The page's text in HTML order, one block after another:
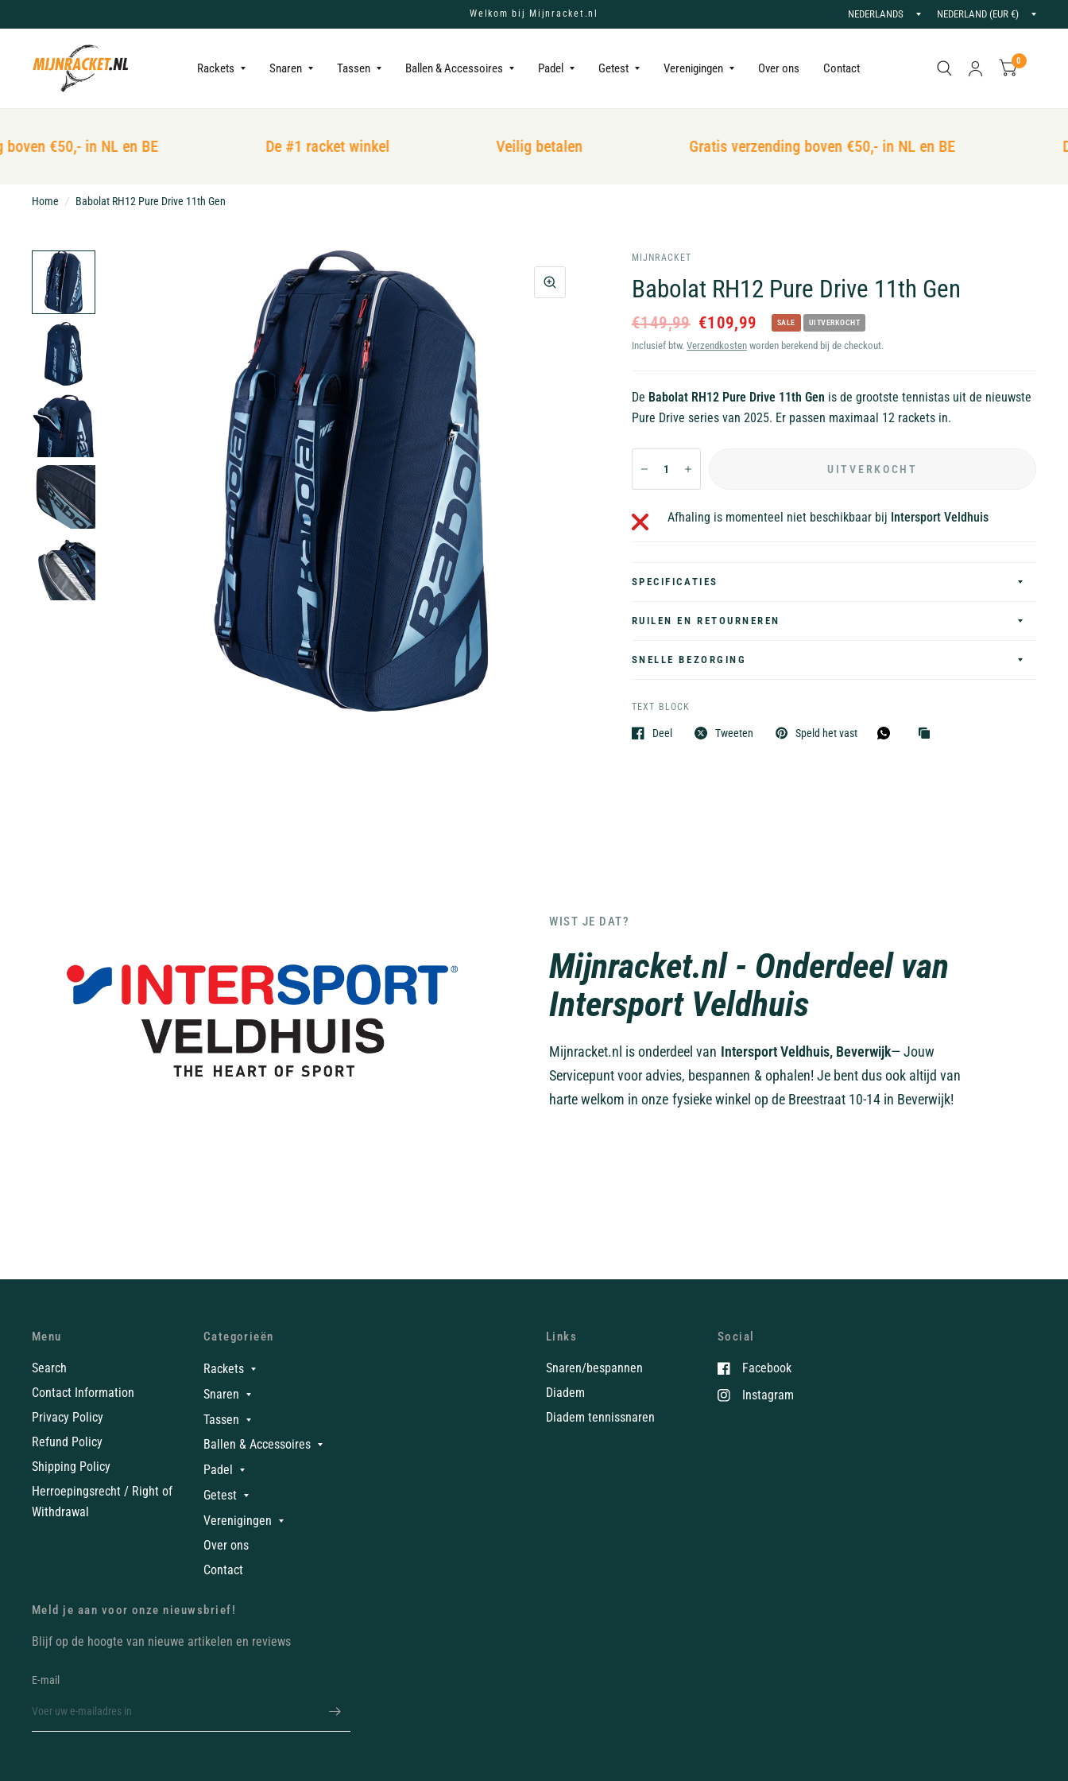
Welkom bij Mijnracket.nl
Land/regio
Land/
Rackets Snaren Tassen Ballen & Accessoires Padel Getest Verenigingen Over ons Contact
0
€50,- in NL en BE De #1 racket winkel Veilig betalen Gratis verzending boven €50,- in NL en BE
Home / Babolat RH12 Pure Drive 11th Gen
MIJNRACKET
Babolat RH12 Pure Drive 11th Gen
€149,99 €109,99 SALE UITVERKOCHT
Inclusief btw. Verzendkostenworden berekend bij de checkout.
De Babolat RH12 Pure Drive 11th Gen is de grootste tennistas uit de nieuwste
Pure Drive series van 2025. Er passen maximaal 12 rackets in.
UITVERKOCHT
Afhaling is momenteel niet beschikbaar bij Intersport Veldhuis
SPECIFICATIES
RUILEN EN RETOURNEREN
SNELLE BEZORGING
TEXT BLOCK
Deel Tweeten Speld het vast
WIST JE DAT?
Mijnracket.nl - Onderdeel van
Intersport Veldhuis
Mijnracket.nl is onderdeel van Intersport Veldhuis, Beverwijk— Jouw
Servicepunt voor advies, bespannen & ophalen! Je bent dus ook altijd van
harte welkom in onze fysieke winkel op de Breestraat 10-14 in Beverwijk!
Menu
Search
Contact Information
Privacy Policy
Refund Policy
Shipping Policy
Herroepingsrecht / Right of
Withdrawal
Categorieën
Rackets
Snaren
Tassen
Ballen & Accessoires
Padel
Getest
Verenigingen
Over ons
Contact
Links
Snaren/bespannen
Diadem
Diadem tennissnaren
Social
Facebook
Instagram
Meld je aan voor onze nieuwsbrief!
Blijf op de hoogte van nieuwe artikelen en reviews
E‑mail